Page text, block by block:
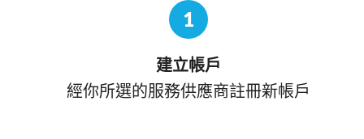
1
建立帳戶
經你所選的服務供應商註冊新帳戶